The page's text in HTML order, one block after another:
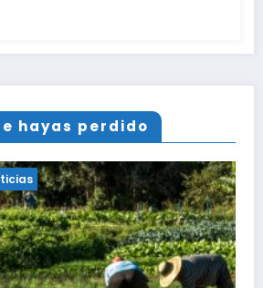
hayas perdido